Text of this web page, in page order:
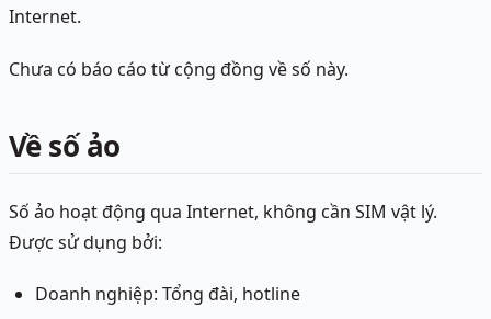
Internet.
Chưa có báo cáo từ cộng đồng về số này.
Về số ảo
Số ảo hoạt động qua Internet, không cần SIM vật lý.
Được sử dụng bởi:
Doanh nghiệp: Tổng đài, hotline